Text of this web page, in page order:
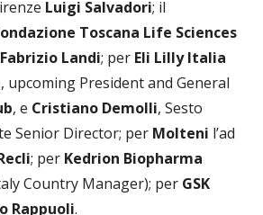
Luigi Salvadori; il
Toscana Life Sciences
Fabrizio Landi; per Eli Lilly Italia
, upcoming President and General
, e Cristiano Demolli, Sesto
Senior Director; per Molteni l’ad
; per Kedrion Biopharma
Country Manager); per GSK
Rappuoli.